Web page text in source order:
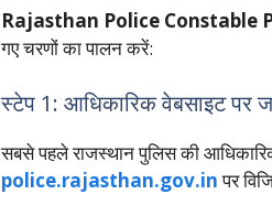
Rajasthan Police Constable
गए चरणों का पालन करें:
स्टेप 1: आधिकारिक वेबसाइट पर
सबसे पहले राजस्थान पुलिस की
police.rajasthan.gov.inपर